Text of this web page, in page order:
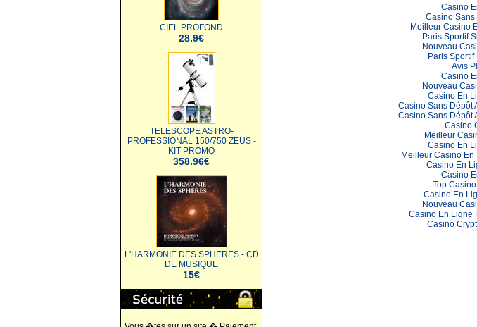
CIEL PROFOND
28.9€
TELESCOPE ASTRO-
PROFESSIONAL 150/750 ZEUS -
KIT PROMO
358.96€
L'HARMONIE DES SPHERES - CD
DE MUSIQUE
15€
Casino
Casino Sans
Meilleur Casino
Paris Sportif
Nouveau
Paris Sportif
Avis
Casino
Nouveau
Casino En
Casino Sans Dépôt
Casino Sans Dépôt
Casino
Meilleur
Casino En
Meilleur Casino En
Casino En
Casino
Top
Casino En
Nouveau
Casino En Ligne
Casino